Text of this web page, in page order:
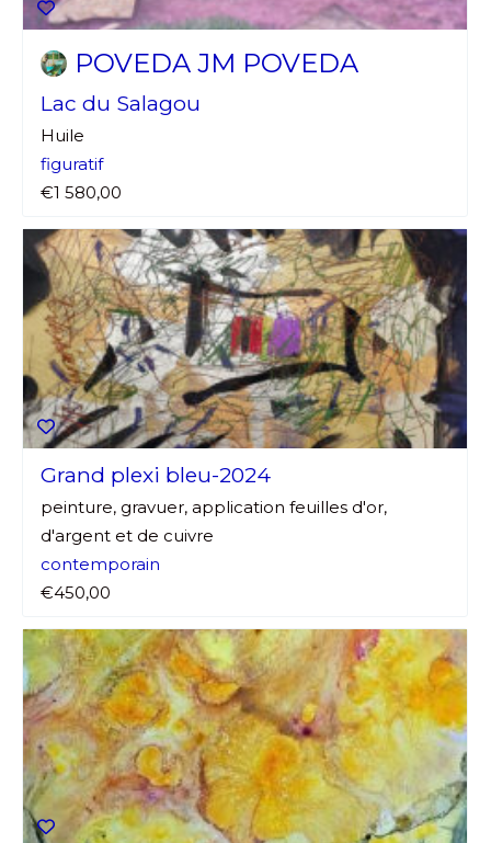
POVEDA JM POVEDA
Lac du Salagou
Huile
figuratif
€1 580,00
Grand plexi bleu-2024
peinture, gravuer, application feuilles d'or,
d'argent et de cuivre
contemporain
€450,00